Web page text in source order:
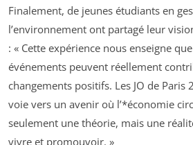
Finalement, de jeunes étudiants en
l’environnement ont partagé leur
: « Cette expérience nous enseigne
événements peuvent réellement
changements positifs. Les JO de
voie vers un avenir où l’*économie
seulement une théorie, mais une
vivre et promouvoir. »